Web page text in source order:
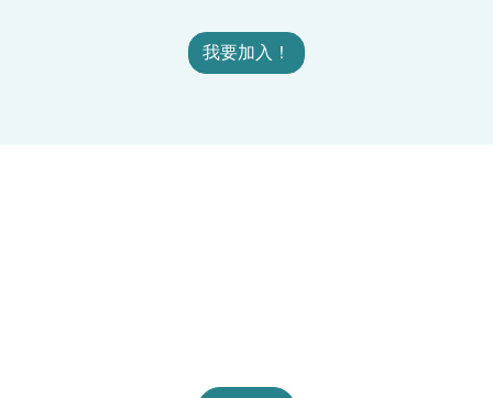
我要加入！